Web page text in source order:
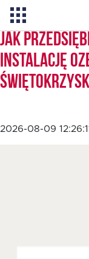
Pożyczka
Jak
instalację
2026-08-09